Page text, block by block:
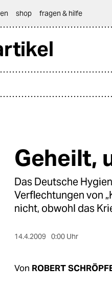
shop fragen & hilfe
Geheilt,
Das Deutsche
Verflechtungen von
nicht, obwohl das
14.4.2009 0:00 Uhr
Von ROBERT